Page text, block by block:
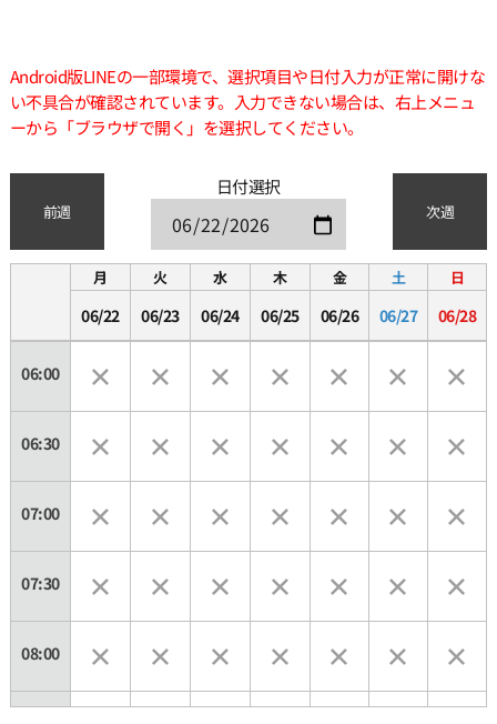
Android版LINEの一部環境で、選択項目や日付入力が正常に開けな
い不具合が確認されています。入力できない場合は、右上メニュ
ーから「ブラウザで開く」を選択してください。
前週
日付選択
次週
月
06/22
火
06/23
水
06/24
木
06/25
金
06/26
土
06/27
日
06/28
06:00
06:30
07:00
07:30
08:00